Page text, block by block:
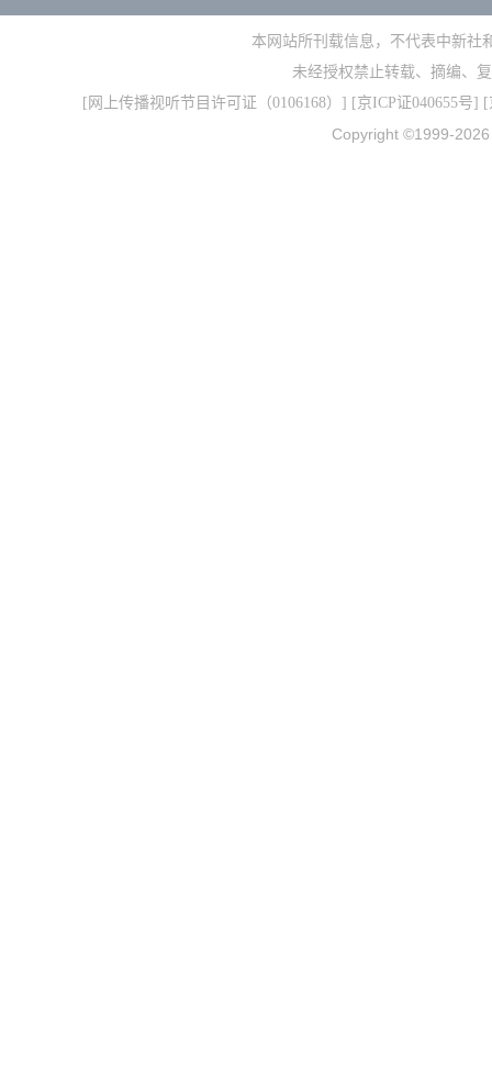
本网站所刊载信息，不代表中新社
未经授权禁止转载、摘编、
[ 网上传播视听节目许可证（0106168） ] [京ICP证040655号] [
Copyright ©1999-